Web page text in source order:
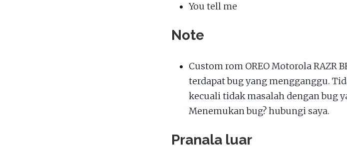
You tell me
Note
Custom rom OREO Motorola RAZR
terdapat bug yang mengganggu.
kecuali tidak masalah dengan bug
Menemukan bug? hubungi saya.
Pranala luar